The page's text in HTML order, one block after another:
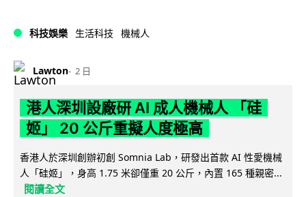
科技娛樂 生活科技 機械人
Lawton 2 日
港人深圳設廠研 AI 成人機械人 「硅
姬」 20 公斤重擬人度極高
香港人於深圳創辦初創 Somnia Lab，研發出首款 AI 性愛機械
人「硅姬」，身高 1.75 米卻僅重 20 公斤，內置 165 種親密...
閱讀全文